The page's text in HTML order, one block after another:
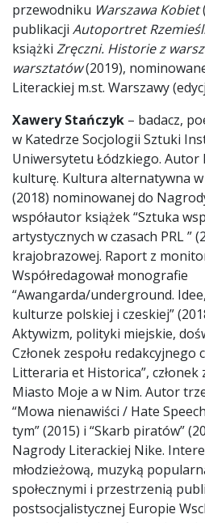
przewodniku Warszawa Kobiet
publikacji Autoportret
książki Zręczni. Historie z
warsztatów(2019),
Literackiej m.st. Warszawy
Xawery Stańczyk – badacz,
w Katedrze Socjologii Sztuki
Uniwersytetu Łódzkiego. Autor
kulturę. Kultura alternatywna w
(2018) nominowanej do
współautor książek “Sztuka
artystycznych w czasach PRL ”
krajobrazowej. Raport z
Współredagował monografie
“Awangarda/underground.
kulturze polskiej i czeskiej”
Aktywizm, polityki miejskie,
Członek zespołu redakcyjnego
Litteraria et Historica”,
Miasto Moje a w Nim. Autor
“Mowa nienawiści / Hate
tym” (2015) i “Skarb piratów”
Nagrody Literackiej Nike.
młodzieżową, muzyką
społecznymi i przestrzenią
postsocjalistycznej Europie